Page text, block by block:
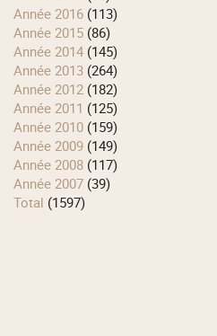
année 2016 (113)
année 2015 (86)
année 2014 (145)
année 2013 (264)
année 2012 (182)
année 2011 (125)
année 2010 (159)
année 2009 (149)
année 2008 (117)
année 2007 (39)
total (1597)